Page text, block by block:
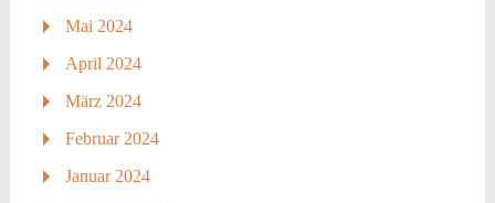
Mai 2024
April 2024
März 2024
Februar 2024
Januar 2024